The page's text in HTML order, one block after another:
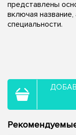
представлены
включая
специальности.